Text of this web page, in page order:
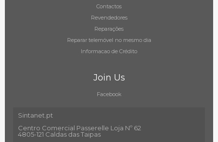
Contactos
Revendedores
Reparações
Reparar telemóvel no mesmo dia
Informacao de Crédito
Join Us
Facebook
Sintanet.pt
Centro Comercial Passerelle Loja Nº 62
4805-121 Caldas das Taipas